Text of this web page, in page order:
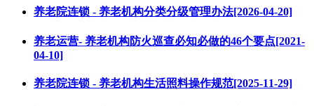
养老院连锁 - 养老机构分类分级管理办法[2026-04-20]
养老运营- 养老机构防火巡查必知必做的46个要点[2021-
04-10]
养老院连锁 - 养老机构生活照料操作规范[2025-11-29]